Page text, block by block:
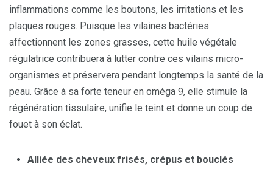
inflammations comme les boutons, les irritations et les
plaques rouges. Puisque les vilaines bactéries
affectionnent les zones grasses, cette huile végétale
régulatrice contribuera à lutter contre ces vilains micro-
organismes et préservera pendant longtemps la santé de la
peau. Grâce à sa forte teneur en oméga 9, elle stimule la
régénération tissulaire, unifie le teint et donne un coup de
fouet à son éclat.
Alliée des cheveux frisés, crépus et bouclés